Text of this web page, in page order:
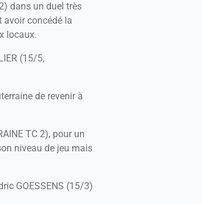
dans un duel très
avoir concédé la
locaux.
(15/5,
de revenir à
TC 2), pour un
niveau de jeu mais
GOESSENS (15/3)